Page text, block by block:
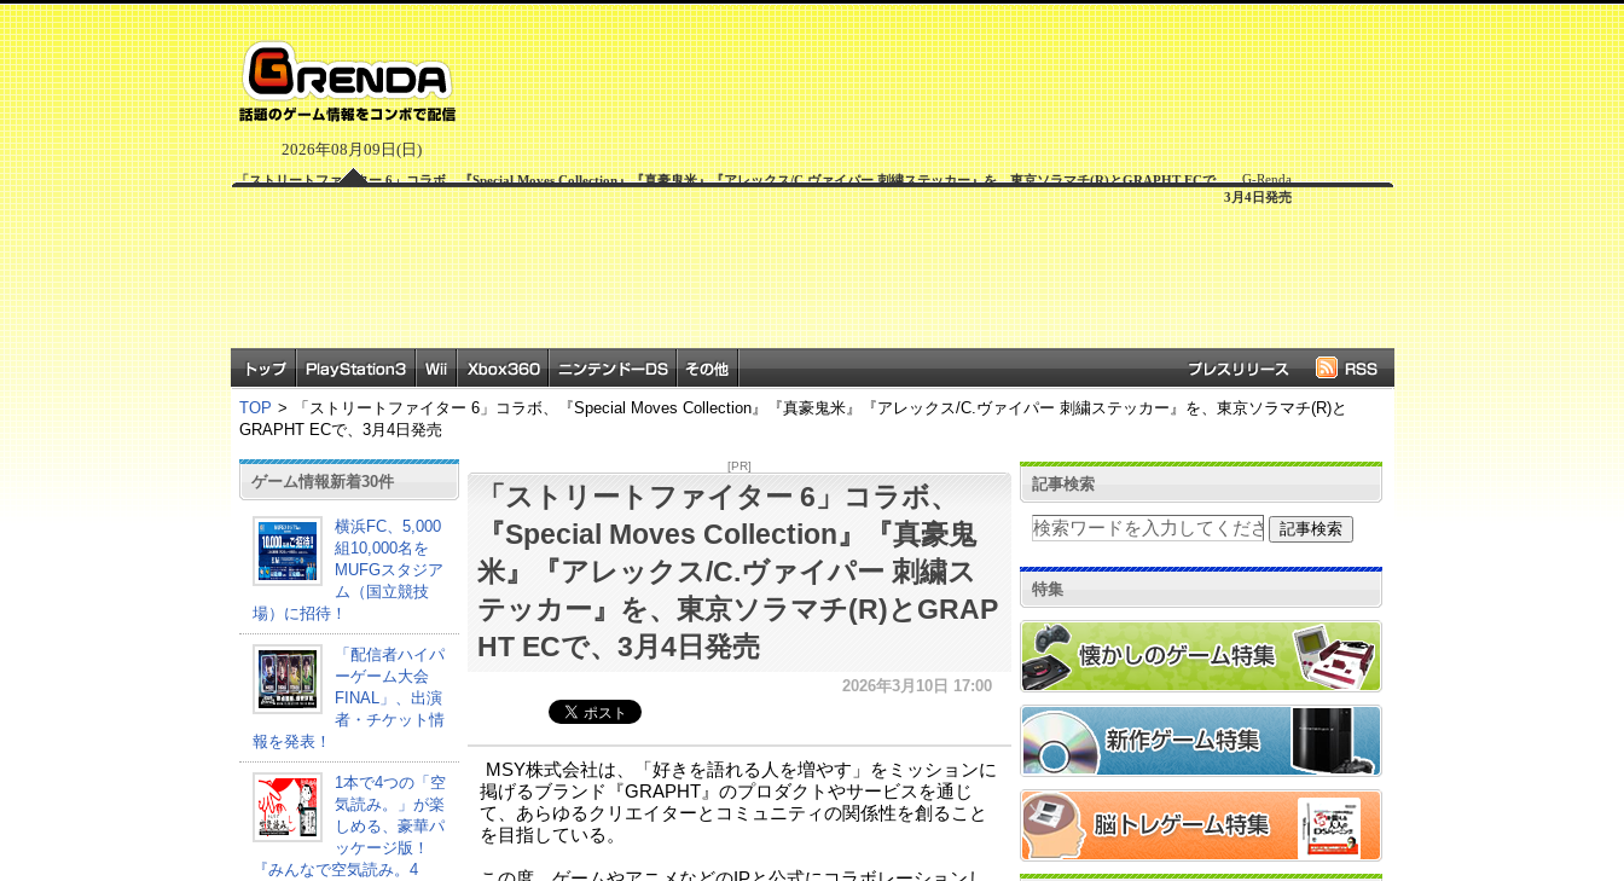
2026年08月09日(日)
G-Renda
「ストリートファイター 6」コラボ、『Special Moves Collection』『真豪鬼米』『アレックス/C.ヴァイパー 刺繍ステッカー』を、東京ソラマチ(R)とGRAPHT ECで、
3月4日発売
TOP >
「ストリートファイター 6」コラボ、『Special Moves Collection』『真豪鬼米』『アレックス/C.ヴァイパー 刺繍ステッカー』を、東京ソラマチ(R)と
GRAPHT ECで、3月4日発売
ゲーム情報新着30件
横浜FC、5,000
組10,000名を
MUFGスタジア
ム（国立競技
場）に招待！
「配信者ハイパ
ーゲーム大会
FINAL」、出演
者・チケット情
報を発表！
1本で4つの「空
気読み。」が楽
しめる、豪華パ
ッケージ版！
『みんなで空気読み。4
[PR]
「ストリートファイター 6」コラボ、
『Special Moves Collection』『真豪鬼
米』『アレックス/C.ヴァイパー 刺繍ス
テッカー』を、東京ソラマチ(R)とGRAP
HT ECで、3月4日発売
2026年3月10日 17:00
MSY株式会社は、「好きを語れる人を増やす」をミッションに
掲げるブランド『GRAPHT』のプロダクトやサービスを通じ
て、あらゆるクリエイターとコミュニティの関係性を創ること
を目指している。
記事検索
特集